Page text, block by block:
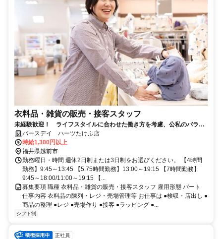
衣料品・雑貨の販売・接客スタッフ
未経験歓迎！ ライフスタイルに合わせた働き方を考慮、公私のバラン
ス良く楽しく活躍できるお店です◎
バースデイ ハーツたけふ店
時給1,300円以上
福井県越前市
勤務曜日・時間 週休2日制または3日制をお選びください。 【4時間
勤務】9:45～13:45 【5.75時間勤務】13:00～19:15 【7時間勤務】
9:45～18:00/11:00～19:15 【...
募集要項 職種 衣料品・雑貨の販売・接客スタッフ 雇用形態 パート
仕事内容 衣料品の陳列・レジ・売場管理等 お仕事は ●検収・店出し ●
商品の整理 ●レジ ●売場作り ●接客 ●ラッピング ●...
シフト制
正社員